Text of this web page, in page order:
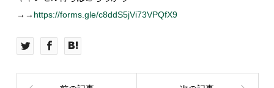
→→ https://forms.gle/c8ddS5jVi73VPQfX9